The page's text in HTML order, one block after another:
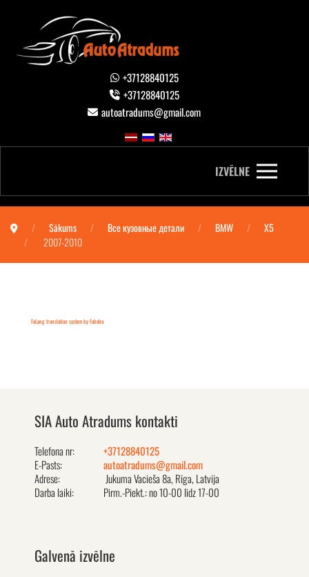
+37128840125
+37128840125
autoatradums@gmail.com
IZVĒLNE
Sākums Все кузовные детали BMW
X5
2007-2010
FaLang translation system by Faboba
SIA Auto Atradums kontakti
Telefona nr:
+37128840125
E-Pasts:
autoatradums@gmail.com
Adrese:
Jukuma Vacieša 8a, Rīga, Latvija
Darba laiki:
Pirm.-Piekt.: no 10-00 līdz 17-00
Galvenā izvēlne